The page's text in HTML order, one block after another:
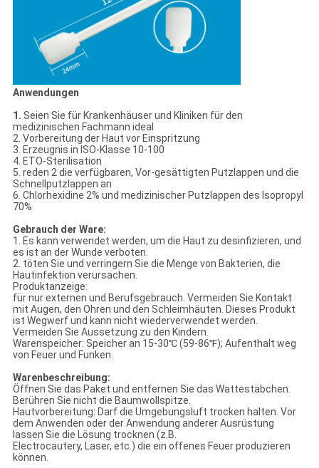
Anwendungen
1. Seien Sie für Krankenhäuser und Kliniken für den
medizinischen Fachmann ideal
2. Vorbereitung der Haut vor Einspritzung
3. Erzeugnis in ISO-Klasse 10-100
4. ETO-Sterilisation
5. reden 2 die verfügbaren, Vor-gesättigten Putzlappen und die
Schnellputzlappen an
6. Chlorhexidine 2% und medizinischer Putzlappen des Isopropyl
70%
Gebrauch der Ware:
1. Es kann verwendet werden, um die Haut zu desinfizieren, und
es ist an der Wunde verboten.
2. töten Sie und verringern Sie die Menge von Bakterien, die
Hautinfektion verursachen.
Produktanzeige:
für nur externen und Berufsgebrauch. Vermeiden Sie Kontakt
mit Augen, den Ohren und den Schleimhäuten. Dieses Produkt
ist Wegwerf und kann nicht wiederverwendet werden.
Vermeiden Sie Aussetzung zu den Kindern.
Warenspeicher: Speicher an 15-30℃ (59-86℉); Aufenthalt weg
von Feuer und Funken.
Warenbeschreibung:
Öffnen Sie das Paket und entfernen Sie das Wattestäbchen.
Berühren Sie nicht die Baumwollspitze.
Hautvorbereitung: Darf die Umgebungsluft trocken halten. Vor
dem Anwenden oder der Anwendung anderer Ausrüstung
lassen Sie die Lösung trocknen (z.B.
Electrocautery, Laser, etc.) die ein offenes Feuer produzieren
können.